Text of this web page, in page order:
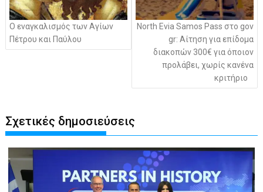
Ο εναγκαλισμός των Αγίων
Πέτρου και Παύλου
North Evia Samos Pass στο gov
gr: Αίτηση για επίδομα
διακοπών 300€ για όποιον
προλάβει, χωρίς κανένα
κριτήριο
Σχετικές δημοσιεύσεις